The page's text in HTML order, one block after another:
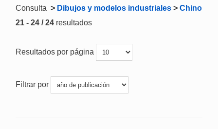
Consulta > Dibujos y modelos industriales > Chino
21 - 24 / 24 resultados
Resultados por página
Filtrar por